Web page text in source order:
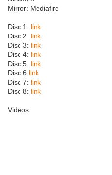
Mirror: Mediafire
Disc 1: link
Disc 2: link
Disc 3: link
Disc 4: link
Disc 5: link
Disc 6:link
Disc 7: link
Disc 8: link
Videos: